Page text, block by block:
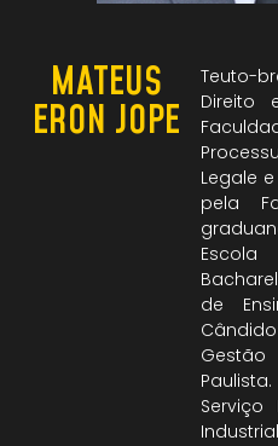
MATEUS
ERON JOPE
Teuto-
Direito
Legale
pela
de
Gestão
Serviço